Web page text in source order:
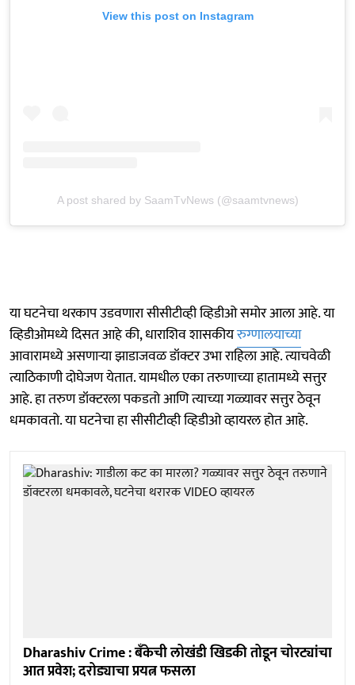
View this post on Instagram
A post shared by SaamTvNews (@saamtvnews)
या घटनेचा थरकाप उडवणारा सीसीटीव्ही व्हिडीओ समोर आला आहे. या
व्हिडीओमध्ये दिसत आहे की, धाराशिव शासकीयरुग्णालयाच्या
आवारामध्ये असणाऱ्या झाडाजवळ डॉक्टर उभा राहिला आहे. त्याचवेळी
त्याठिकाणी दोघेजण येतात. यामधील एका तरुणाच्या हातामध्ये सत्तुर
आहे. हा तरुण डॉक्टरला पकडतो आणि त्याच्या गळ्यावर सत्तुर ठेवून
धमकावतो. या घटनेचा हा सीसीटीव्ही व्हिडीओ व्हायरल होत आहे.
Dharashiv Crime : बँकेची लोखंडी खिडकी तोडून चोरट्यांचा
आत प्रवेश; दरोड्याचा प्रयत्न फसला